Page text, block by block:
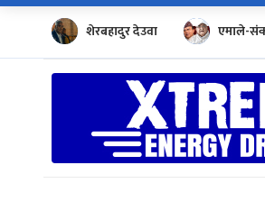
शेरबहादुर देउवा एमाले-